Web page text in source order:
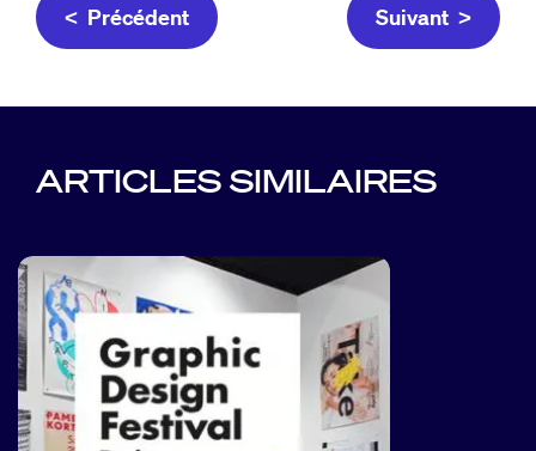
< Précédent Suivant >
ARTICLES SIMILAIRES